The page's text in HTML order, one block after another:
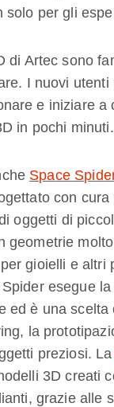
solo per gli
di Artec sono
I nuovi utenti
e iniziare a
in pochi minuti.
Space
con cura
oggetti di
geometrie
gioielli e altri
esegue
ed è una scelta
la
preziosi. La
3D creati
grazie alle